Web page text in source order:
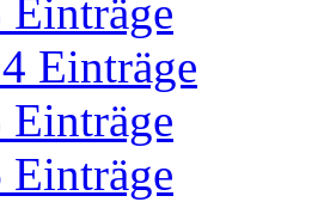
Einträge
Einträge
Einträge
Einträge